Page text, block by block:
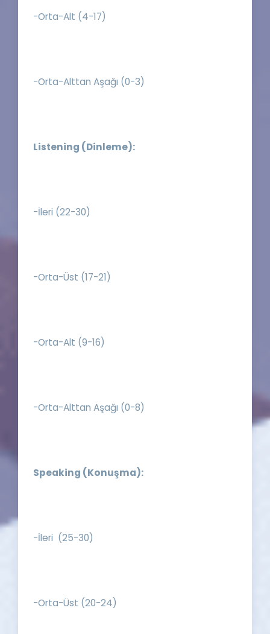
-Orta-Alt (4-17)
-Orta-Alttan Aşağı (0-3)
Listening (Dinleme):
-İleri (22-30)
-Orta-Üst (17-21)
-Orta-Alt (9-16)
-Orta-Alttan Aşağı (0-8)
Speaking (Konuşma):
-İleri (25-30)
-Orta-Üst (20-24)